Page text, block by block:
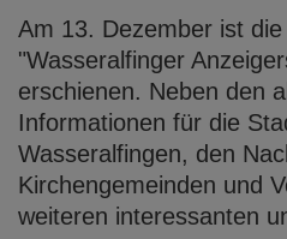
Am 13. Dezember ist
"Wasseralfinger
erschienen. Neben den
Informationen für die
Wasseralfingen, den
Kirchengemeinden und
weiteren interessanten